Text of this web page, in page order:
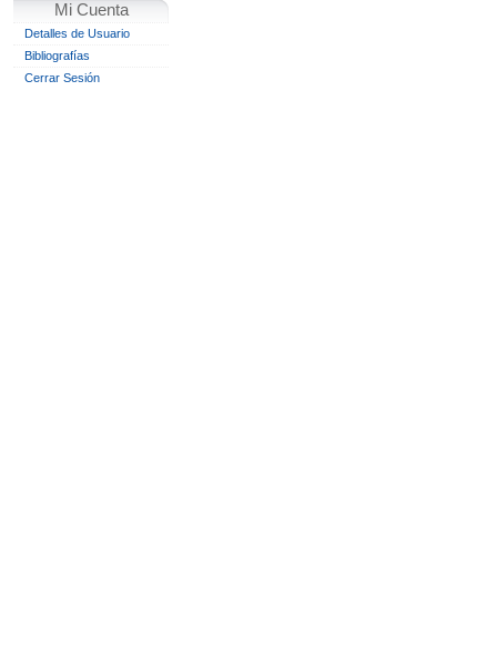
Mi Cuenta
Detalles de Usuario
Bibliografías
Cerrar Sesión